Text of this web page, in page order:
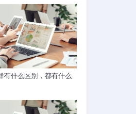
有什么区别，都有什么